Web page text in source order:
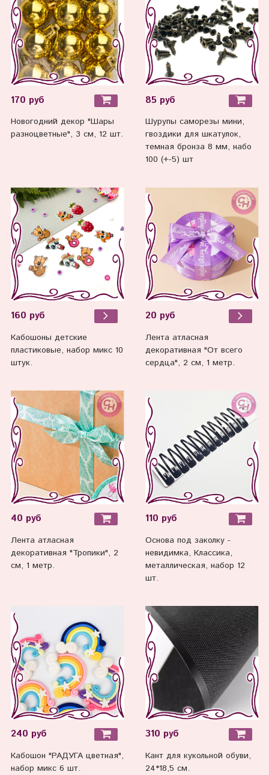
170 руб
Новогодний декор "Шары
разноцветные", 3 см, 12 шт.
85 руб
Шурупы саморезы мини,
гвоздики для шкатулок,
темная бронза 8 мм, набо
100 (+-5) шт
160 руб
Кабошоны детские
пластиковые, набор микс 10
штук.
20 руб
Лента атласная
декоративная "От всего
сердца", 2 см, 1 метр.
40 руб
Лента атласная
декоративная "Тропики", 2
см, 1 метр.
110 руб
Основа под заколку -
невидимка, Классика,
металлическая, набор 12
шт.
240 руб
Кабошон "РАДУГА цветная",
набор микс 6 шт.
310 руб
Кант для кукольной обуви,
24*18,5 см.